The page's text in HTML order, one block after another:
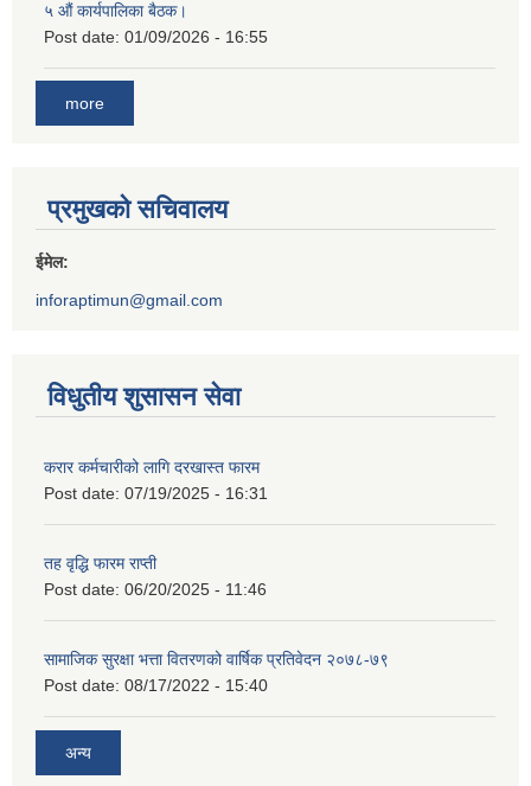
५ औं कार्यपालिका बैठक।
Post date: 01/09/2026 - 16:55
more
प्रमुखको सचिवालय
ईमेल:
inforaptimun@gmail.com
विधुतीय शुसासन सेवा
करार कर्मचारीको लागि दरखास्त फारम
Post date: 07/19/2025 - 16:31
तह वृद्धि फारम राप्ती
Post date: 06/20/2025 - 11:46
सामाजिक सुरक्षा भत्ता वितरणको वार्षिक प्रतिवेदन २०७८-७९
Post date: 08/17/2022 - 15:40
अन्य